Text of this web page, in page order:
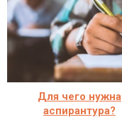
Для чего нужна
аспирантура?